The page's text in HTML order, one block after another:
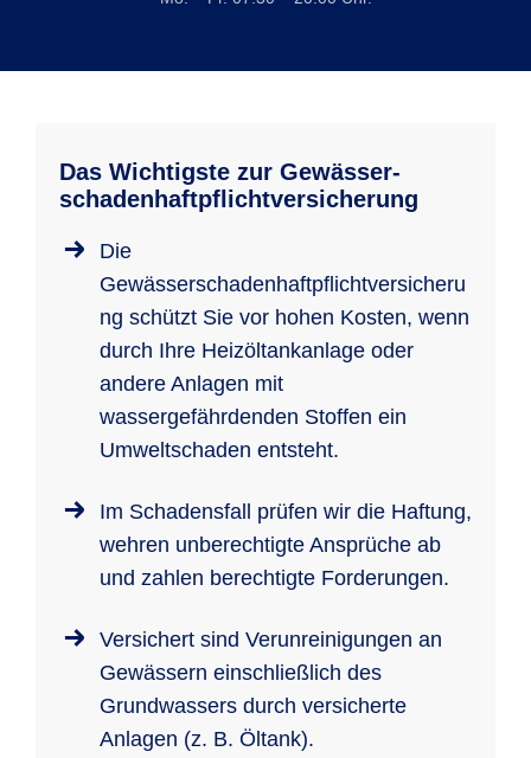
Das Wichtigste zur Gewässer­
schadenhaft­pflichtversicherung
Die
Gewässerschadenhaftpflichtversicheru
ng schützt Sie vor hohen Kosten, wenn
durch Ihre Heizöltankanlage oder
andere Anlagen mit
wassergefährdenden Stoffen ein
Umweltschaden entsteht.
Im Schadensfall prüfen wir die Haftung,
wehren unberechtigte Ansprüche ab
und zahlen berechtigte Forderungen.
Versichert sind Verunreinigungen an
Gewässern einschließlich des
Grundwassers durch versicherte
Anlagen (z. B. Öltank).